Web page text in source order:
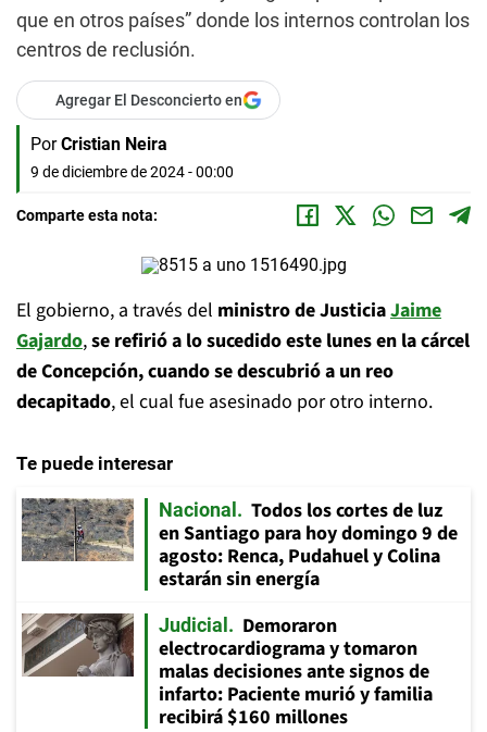
que en otros países” donde los internos controlan los
centros de reclusión.
Agregar El Desconcierto en
Por Cristian Neira
9 de diciembre de 2024 - 00:00
Comparte esta nota:
El gobierno, a través del ministro de JusticiaJaime
Gajardo,se refirió a lo sucedido este lunes en la cárcel
de Concepción, cuando se descubrió a un reo
decapitado, el cual fue asesinado por otro interno.
Te puede interesar
Nacional
Todos los cortes de luz
en Santiago para hoy domingo 9 de
agosto: Renca, Pudahuel y Colina
estarán sin energía
Judicial
Demoraron
electrocardiograma y tomaron
malas decisiones ante signos de
infarto: Paciente murió y familia
recibirá $160 millones